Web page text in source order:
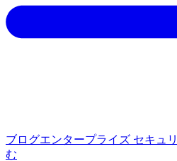
ブログエンタープライズ セキュ
む